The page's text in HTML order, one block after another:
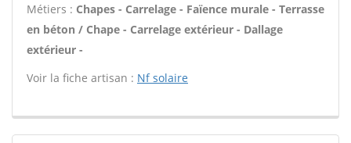
Métiers : Chapes - Carrelage - Faïence murale - Terrasse
en béton / Chape - Carrelage extérieur - Dallage
extérieur -
Voir la fiche artisan : Nf solaire